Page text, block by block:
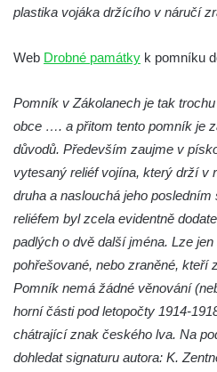
náměstí J. V. Kamarýta ve
Římově
Pomník obětem 1. světové
Předoníně
Pomník obětem 2. světové války
Pamětní deska obětem 1.
Plavu
Kenotaf Pepiho Meisela na
Dolním Podluží
plastika vojáka držícího v náručí
Web Drobné památky k pomníku
Pomník v Zákolanech je tak
obce …. a přitom tento pomník je
důvodů. Především zaujme v
vytesaný reliéf vojína, který drží v
druha a naslouchá jeho posledním
reliéfem byl zcela evidentně
padlých o dvě další jména. Lze
pohřešované, nebo zraněné, kteří
Pomník nemá žádné věnování
horní části pod letopočty 1914-
chátrající znak českého lva. Na
dohledat signaturu autora: K.